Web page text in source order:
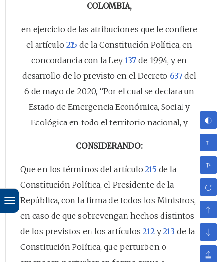
COLOMBIA,
en ejercicio de las atribuciones que le confiere
el artículo 215 de la Constitución Política, en
concordancia con la Ley 137 de 1994, y en
desarrollo de lo previsto en el Decreto 637del
6 de mayo de 2020, “Por el cual se declara un
Estado de Emergencia Económica, Social y
Ecológica en todo el territorio nacional, y
CONSIDERANDO:
Que en los términos del artículo215 de la
Constitución Política, el Presidente de la
República, con la firma de todos los Ministros,
en caso de que sobrevengan hechos distintos
de los previstos en los artículos212y213 de la
Constitución Política, que perturben o